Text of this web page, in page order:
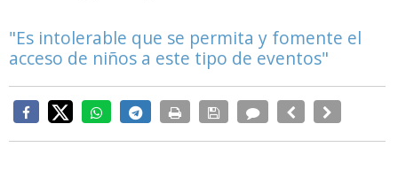
"Es intolerable que se permita y fomente el
acceso de niños a este tipo de eventos"